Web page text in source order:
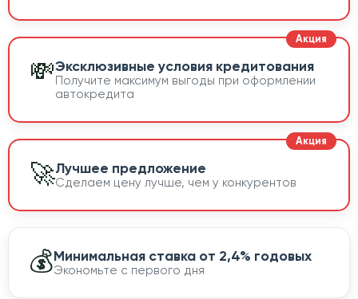
💸Эксклюзивные условия кредитования
Получите максимум выгоды при оформлении
автокредита
🚀Лучшее предложение
Сделаем цену лучше, чем у конкурентов
💰Минимальная ставка от 2,4% годовых
Экономьте с первого дня